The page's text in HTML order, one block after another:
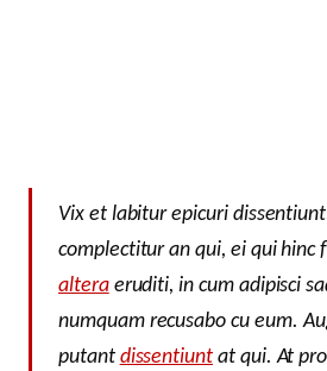
Vix et labitur epicuri
complectitur an qui, ei qui hinc
alteraeruditi, in cum adipisci
numquam recusabo cu eum.
putantdissentiuntat qui. At